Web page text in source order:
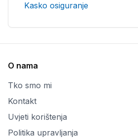
Kasko osiguranje
O nama
Tko smo mi
Kontakt
Uvjeti korištenja
Politika upravljanja